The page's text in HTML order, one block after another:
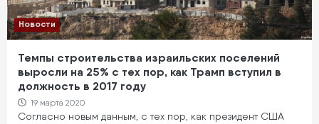
Новости
Темпы строительства израильских поселений
выросли на 25% с тех пор, как Трамп вступил в
должность в 2017 году
19 марта 2020
Согласно новым данным, с тех пор, как президент США